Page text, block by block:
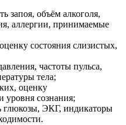
запоя, объём алкоголя,
аллергии, принимаемые
состояния слизистых,
частоты пульса,
тела;
оценку
уровня сознания;
глюкозы, ЭКГ, индикаторы